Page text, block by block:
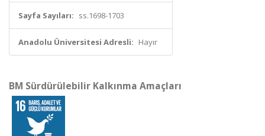
Sayfa Sayıları: ss.1698-1703
Anadolu Üniversitesi Adresli: Hayır
BM Sürdürülebilir Kalkınma Amaçları